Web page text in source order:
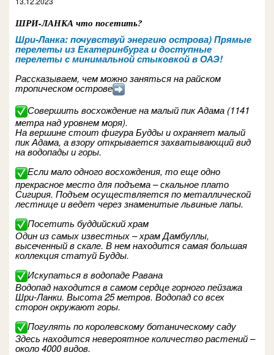
ШРИ-ЛАНКА что посетить?
Шри-Ланка: почувствуй энергию острова) Прямые
перелеты из Екатеринбурга и доступные
перелеты с минимальной стыковкой в ОАЭ!
Рассказываем, чем можно заняться на райском
тропическом острове
Совершить восхождение на малый пик Адама (1141
метра над уровнем моря).
На вершине стоит фигура Будды и охраняет малый
пик Адама, а взору открывается захватывающий вид
на водопады и горы.
Если мало одного восхождения, то еще одно
прекрасное место для подъема – скальное плато
Сигирия. Подъем осуществляется по металлической
лестнице и ведет через знаменитые львиные лапы.
Посетить буддийский храм
Один из самых известных – храм Дамбуллы,
высеченный в скале. В нем находится самая большая
коллекция статуй Будды.
Искупаться в водопаде Равана
Водопад находится в самом сердце горного пейзажа
Шри-Ланки. Высота 25 метров. Водопад со всех
сторон окружают горы.
Погулять по королевскому ботаническому саду
Здесь находится невероятное количество растений –
около 4000 видов.